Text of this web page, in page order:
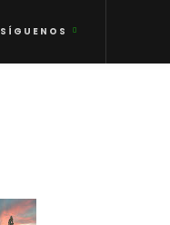
SÍGUENOS